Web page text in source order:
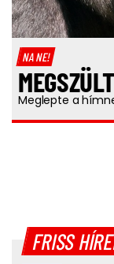
NA NE!
Meglepte a
FRISS